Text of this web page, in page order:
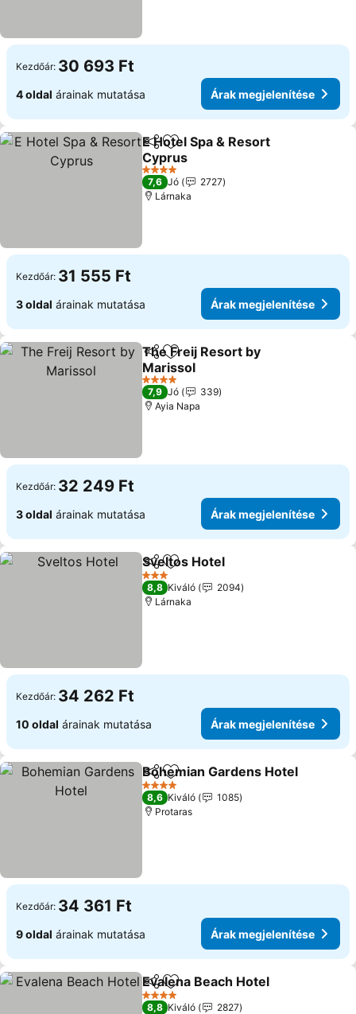
Kezdőár: 30 693 Ft
4 oldal árainak mutatása Árak megjelenítése
Megosztás
Hozzáadás a kedvencekhez
E Hotel Spa & Resort
Cyprus
4 Kategória
7,6 Jó
2727
Lárnaka
Kezdőár: 31 555 Ft
3 oldal árainak mutatása Árak megjelenítése
Megosztás
Hozzáadás a kedvencekhez
The Freij Resort by
Marissol
4 Kategória
7,9 Jó
339
Ayia Napa
Kezdőár: 32 249 Ft
3 oldal árainak mutatása Árak megjelenítése
Megosztás
Hozzáadás a kedvencekhez
Sveltos Hotel
3 Kategória
8,8 Kiváló
2094
Lárnaka
Kezdőár: 34 262 Ft
10 oldal árainak mutatása Árak megjelenítése
Megosztás
Hozzáadás a kedvencekhez
Bohemian Gardens Hotel
4 Kategória
8,6 Kiváló
1085
Protaras
Kezdőár: 34 361 Ft
9 oldal árainak mutatása Árak megjelenítése
Megosztás
Hozzáadás a kedvencekhez
Evalena Beach Hotel
4 Kategória
8,8 Kiváló
2827